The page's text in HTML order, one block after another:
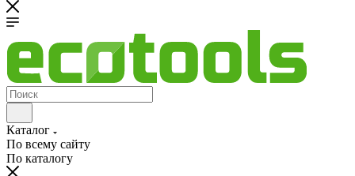
Каталог
По всему сайту
По каталогу